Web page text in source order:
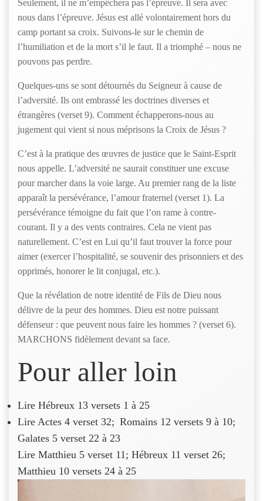
Seulement, il ne m’empêchera pas l’épreuve. Il sera avec
nous dans l’épreuve. Jésus est allé volontairement hors du
camp portant sa croix. Suivons-le sur le chemin de
l’humiliation et de la mort s’il le faut. Il a triomphé – nous ne
pouvons pas perdre.
Quelques-uns se sont détournés du Seigneur à cause de
l’adversité. Ils ont embrassé les doctrines diverses et
étrangères (verset 9). Comment échapperons-nous au
jugement qui vient si nous méprisons la Croix de Jésus ?
C’est à la pratique des œuvres de justice que le Saint-Esprit
nous appelle. L’adversité ne saurait constituer une excuse
pour marcher dans la voie large. Au premier rang de la liste
apparaît la persévérance, l’amour fraternel (verset 1). La
persévérance témoigne du fait que l’on rame à contre-
courant. Il y a des vents contraires. Cela ne vient pas
naturellement. C’est en Lui qu’il faut trouver la force pour
aimer (exercer l’hospitalité, se souvenir des prisonniers et des
opprimés, honorer le lit conjugal, etc.).
Que la révélation de notre identité de Fils de Dieu nous
délivre de la peur des hommes. Dieu est notre puissant
défenseur : que peuvent nous faire les hommes ? (verset 6).
MARCHONS fidèlement devant sa face.
Pour aller loin
Lire Hébreux 13 versets 1 à 25
Lire Actes 4 verset 32; Romains 12 versets 9 à 10;
Galates 5 verset 22 à 23
Lire Matthieu 5 verset 11; Hébreux 11 verset 26;
Matthieu 10 versets 24 à 25